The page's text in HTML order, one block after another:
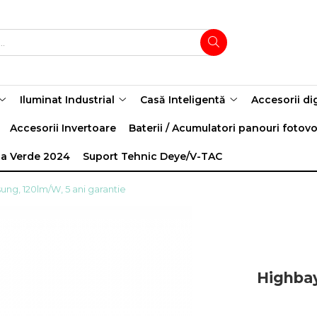
Iluminat Industrial Casă Inteligentă Accesorii
Accesorii Invertoare Baterii / Acumulatori panouri
Verde 2024 Suport Tehnic Deye/V-TAC
120lm/W, 5 ani garantie